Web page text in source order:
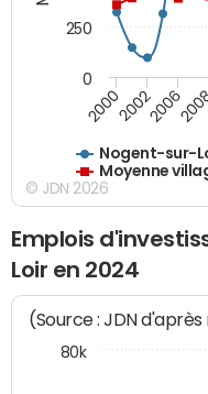
Nogent-sur-
Moyenne
200020022006
0
250
© JDN 2026
Emplois
Loir en 2024
(Source : JDN
80k